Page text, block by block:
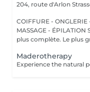
204, route d'Arlon
COIFFURE - ONGLERIE
MASSAGE - ÉPILATION Strassen, c'est NUU dans sa version la
plus complète. Le plus
Maderotherapy